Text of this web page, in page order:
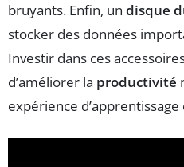
bruyants. Enfin, un disque
stocker des données
Investir dans ces
d’améliorer la productivité
expérience